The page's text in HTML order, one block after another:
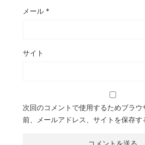
メール *
サイト
次回のコメントで使用するためブラウ
前、メールアドレス、サイトを保存す